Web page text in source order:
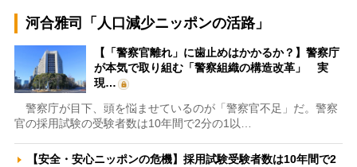
河合雅司「人口減少ニッポンの活路」
【「警察官離れ」に歯止めはかかるか？】警察庁
が本気で取り組む「警察組織の構造改革」 実
現…
警察庁が目下、頭を悩ませているのが「警察官不足」だ。警察
官の採用試験の受験者数は10年間で2分の1以…
【安全・安心ニッポンの危機】採用試験受験者数は10年間で2